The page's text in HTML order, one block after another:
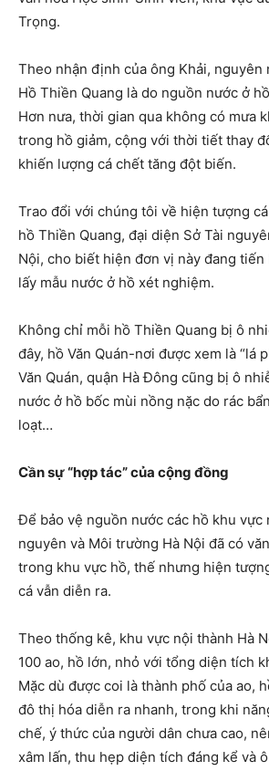
Trọng.
Theo nhận định của ông Khải, nguyên
Hồ Thiền Quang là do nguồn nước ở
Hơn nưa, thời gian qua không có mưa
trong hồ giảm, cộng với thời tiết thay
khiến lượng cá chết tăng đột biến.
Trao đổi với chúng tôi về hiện tượng
hồ Thiền Quang, đại diện Sở Tài
Nội, cho biết hiện đơn vị này đang tiến
lấy mẫu nước ở hồ xét nghiệm.
Không chỉ mỗi hồ Thiền Quang bị ô
đây, hồ Văn Quán-nơi được xem là “lá
Văn Quán, quận Hà Đông cũng bị ô
nước ở hồ bốc mùi nồng nặc do rác
loạt…
Cần sự “hợp tác” của cộng đồng
Để bảo vệ nguồn nước các hồ khu vực
nguyên và Môi trường Hà Nội đã có
trong khu vực hồ, thế nhưng hiện
cá vẫn diễn ra.
Theo thống kê, khu vực nội thành Hà
100 ao, hồ lớn, nhỏ với tổng diện tích
Mặc dù được coi là thành phố của ao,
đô thị hóa diễn ra nhanh, trong khi
chế, ý thức của người dân chưa cao,
xâm lấn, thu hẹp diện tích đáng kể và